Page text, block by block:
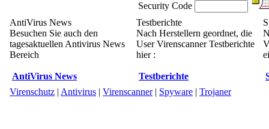
Security Code
AntiVirus News
Besuchen Sie auch den
tagesaktuellen Antivirus News
Bereich
AntiVirus News
Testberichte
Nach Herstellern geordnet, die
User Virenscanner Testberichte
hier :
Testberichte
Virenschutz | Antivirus | Virenscanner| Spyware | Trojaner